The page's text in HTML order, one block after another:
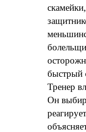
быстрый
Тренер
Он